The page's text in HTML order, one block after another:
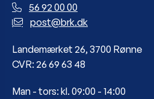
56 92 00 00
post@brk.dk
Landemærket 26, 3700 Rønne
CVR: 26 69 63 48
Man - tors: kl. 09:00 - 14:00